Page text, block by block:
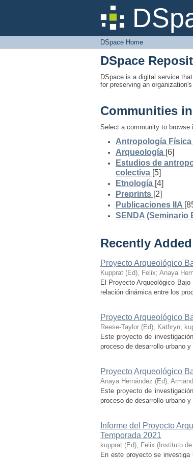
DSpace Home
DSpace Home
DSpace
DSpace is a digital service
for preserving an
Communities
Select a community to browse
Antropología Física
Arqueología [6]
Estudios de
colectiva [5]
Etnología [4]
Preprints [2]
Publicaciones IIA
SENDA (Seminario
Recently Added
Proyecto Arqueológico
Kupprat (Ed), Felix; Anaya
El Proyecto Arqueológico
relación dinámica entre los
Proyecto Arqueológico
Reese-Taylor (Ed), Kathryn;
Este proyecto de
proceso de desarrollo urbano
Proyecto Arqueológico
Anaya Hernández (Ed),
Este proyecto de
proceso de desarrollo urbano
Informe del Proyecto
Temporada 2021
kupprat (Ed), Felix ( Instituto
En este proyecto se investiga